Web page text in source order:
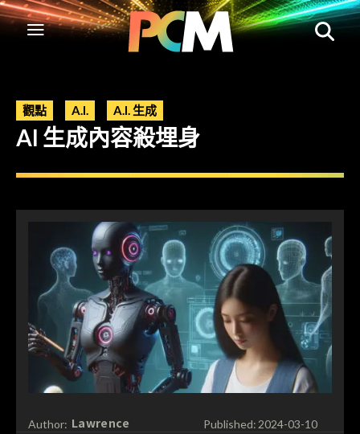
觀點 A.I. A.I. 生成
AI 生成內容殺埋身
Author: Lawrence Published: 2024-03-10